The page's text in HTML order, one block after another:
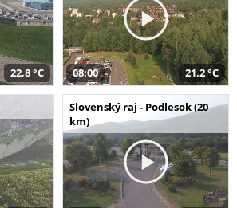
22,8 °C 08:00 21,2 °C
Slovenský raj - Podlesok (20
km)